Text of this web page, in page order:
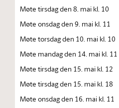
Møte tirsdag den 8. mai kl. 10
Møte onsdag den 9. mai kl. 11
Møte torsdag den 10. mai kl. 10
Møte mandag den 14. mai kl. 11
Møte tirsdag den 15. mai kl. 12
Møte tirsdag den 15. mai kl. 18
Møte onsdag den 16. mai kl. 11